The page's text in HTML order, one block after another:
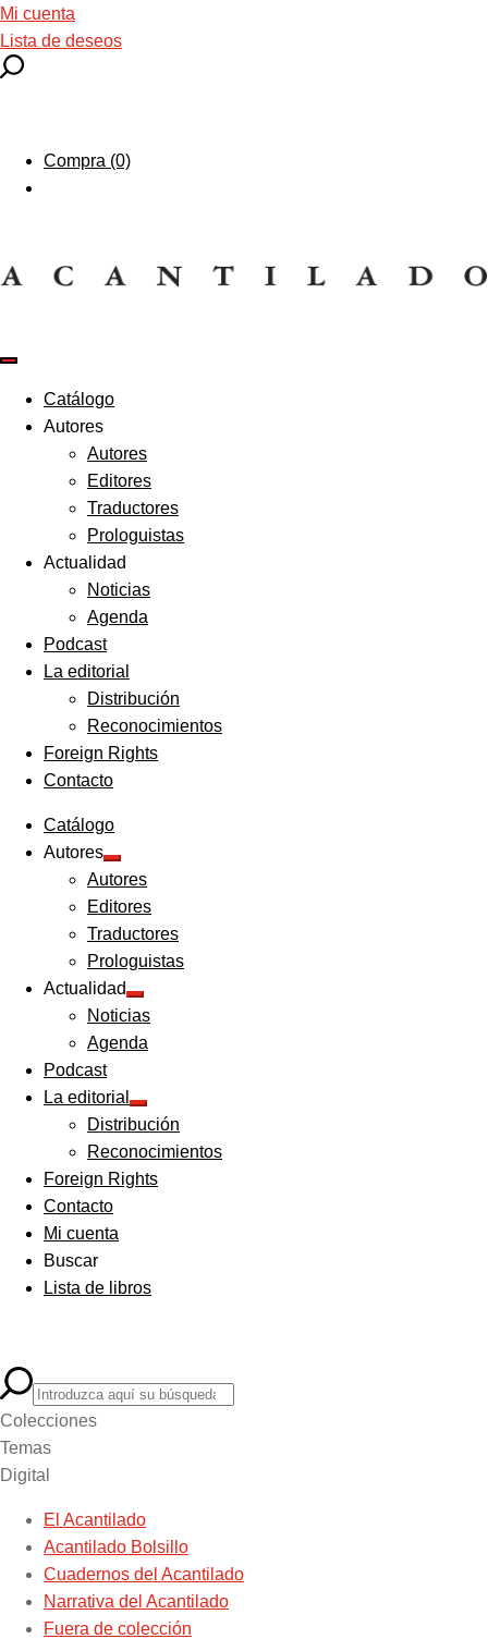
Mi cuenta
Lista de deseos
Compra (0)
Catálogo
Autores
Autores
Editores
Traductores
Prologuistas
Actualidad
Noticias
Agenda
Podcast
La editorial
Distribución
Reconocimientos
Foreign Rights
Contacto
Catálogo
Autores
Expandir
el
menú
hijo
Autores
Editores
Traductores
Prologuistas
Actualidad
Expandir
el
menú
hijo
Noticias
Agenda
Podcast
La editorial
Expandir
el
menú
hijo
Distribución
Reconocimientos
Foreign Rights
Contacto
Mi cuenta
Buscar
Lista de libros
Colecciones
Temas
Digital
El Acantilado
Acantilado Bolsillo
Cuadernos del Acantilado
Narrativa del Acantilado
Fuera de colección